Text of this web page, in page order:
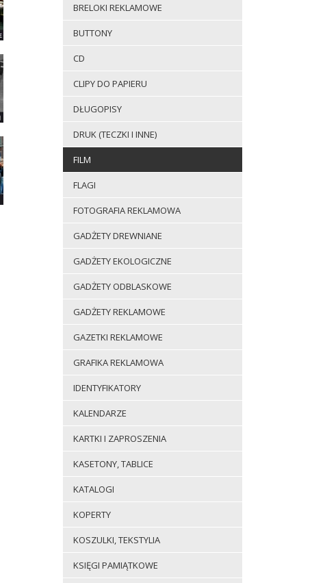
BRELOKI REKLAMOWE
BUTTONY
CD
CLIPY DO PAPIERU
DŁUGOPISY
DRUK (TECZKI I INNE)
FILM
FLAGI
FOTOGRAFIA REKLAMOWA
GADŻETY DREWNIANE
GADŻETY EKOLOGICZNE
GADŻETY ODBLASKOWE
GADŻETY REKLAMOWE
GAZETKI REKLAMOWE
GRAFIKA REKLAMOWA
IDENTYFIKATORY
KALENDARZE
KARTKI I ZAPROSZENIA
KASETONY, TABLICE
KATALOGI
KOPERTY
KOSZULKI, TEKSTYLIA
KSIĘGI PAMIĄTKOWE